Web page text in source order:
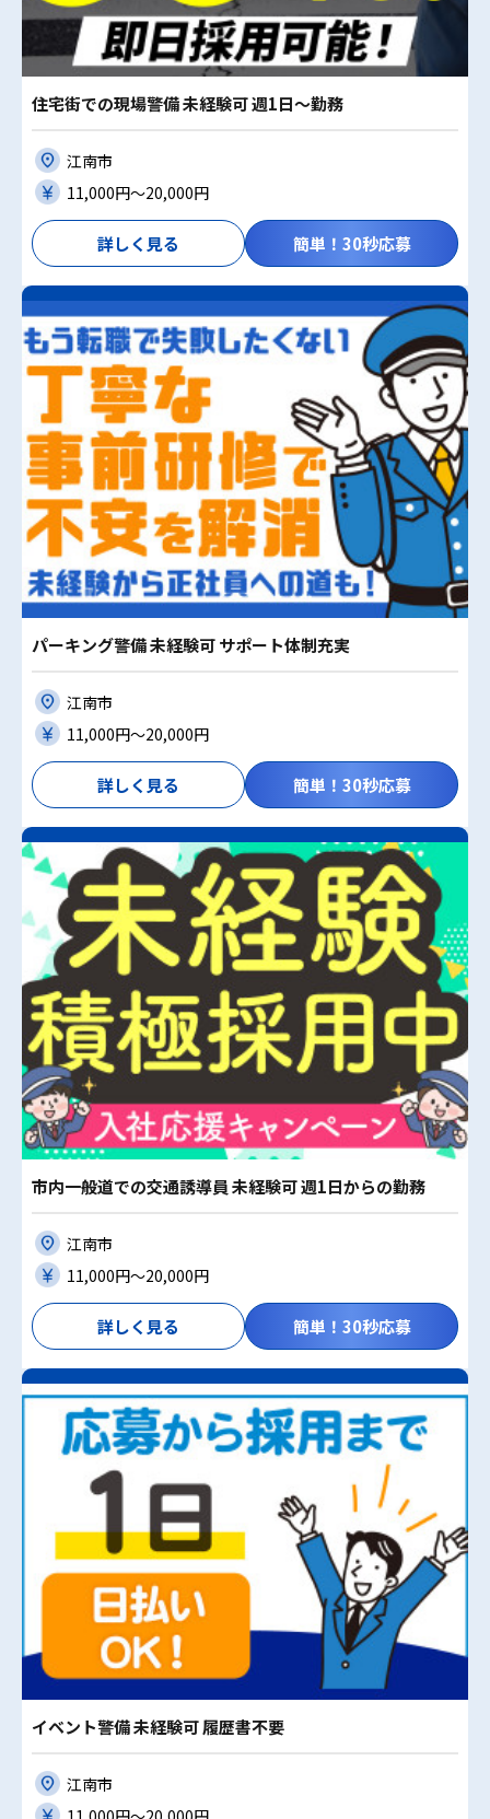
住宅街での現場警備 未経験可 週1日～勤務
江南市
11,000円〜20,000円
詳しく見る 簡単！30秒応募
パーキング警備 未経験可 サポート体制充実
江南市
11,000円〜20,000円
詳しく見る 簡単！30秒応募
市内一般道での交通誘導員 未経験可 週1日からの勤務
江南市
11,000円〜20,000円
詳しく見る 簡単！30秒応募
イベント警備 未経験可 履歴書不要
江南市